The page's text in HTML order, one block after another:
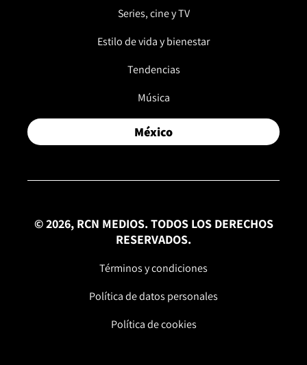
Series, cine y TV
Estilo de vida y bienestar
Tendencias
Música
México
© 2026, RCN MEDIOS. TODOS LOS DERECHOS
RESERVADOS.
Términos y condiciones
Política de datos personales
Política de cookies